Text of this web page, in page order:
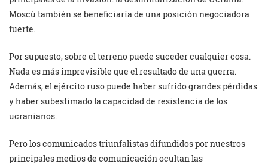
Moscú también se beneficiaría de una posición negociadora
fuerte.
Por supuesto, sobre el terreno puede suceder cualquier cosa.
Nada es más imprevisible que el resultado de una guerra.
Además, el ejército ruso puede haber sufrido grandes pérdidas
y haber subestimado la capacidad de resistencia de los
ucranianos.
Pero los comunicados triunfalistas difundidos por nuestros
principales medios de comunicación ocultan las